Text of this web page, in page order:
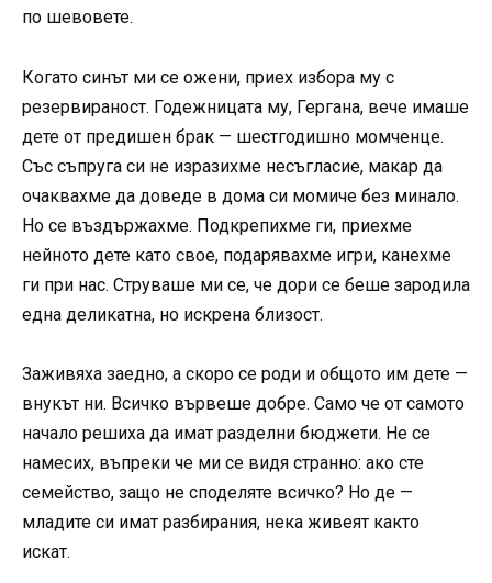
по шевовете.
Когато синът ми се ожени, приех избора му с
резервираност. Годежницата му, Гергана, вече имаше
дете от предишен брак — шестгодишно момченце.
Със съпруга си не изразихме несъгласие, макар да
очаквахме да доведе в дома си момиче без минало.
Но се въздържахме. Подкрепихме ги, приехме
нейното дете като свое, подарявахме игри, канехме
ги при нас. Струваше ми се, че дори се беше зародила
една деликатна, но искрена близост.
Заживяха заедно, а скоро се роди и общото им дете —
внукът ни. Всичко вървеше добре. Само че от самото
начало решиха да имат разделни бюджети. Не се
намесих, въпреки че ми се видя странно: ако сте
семейство, защо не споделяте всичко? Но де —
младите си имат разбирания, нека живеят както
искат.